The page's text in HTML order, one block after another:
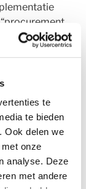
te
te bieden
Ook delen we
onze
analyse. Deze
met andere
in het
van de houten
leden
deel te nemen
uitvoering van
uit te rollen.